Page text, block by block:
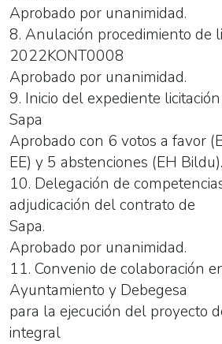
Aprobado por unanimidad.
8. Anulación procedimiento de
2022KONT0008
Aprobado por unanimidad.
9. Inicio del expediente
Sapa
Aprobado con 6 votos a favor
EE) y 5 abstenciones (EH Bildu).
10. Delegación de
adjudicación del contrato de
Sapa.
Aprobado por unanimidad.
11. Convenio de colaboración
Ayuntamiento y Debegesa
para la ejecución del proyecto
integral